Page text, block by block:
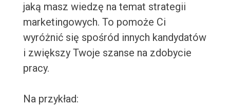
jaką masz wiedzę na temat strategii
marketingowych. To pomoże Ci
wyróżnić się spośród innych kandydatów
i zwiększy Twoje szanse na zdobycie
pracy.
Na przykład: